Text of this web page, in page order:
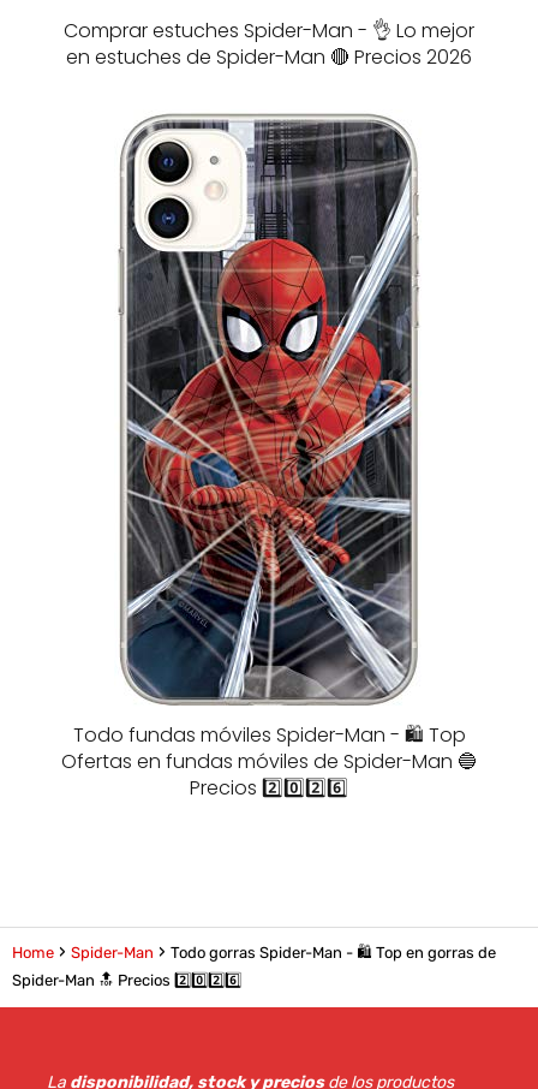
Comprar estuches Spider-Man - 👌 Lo mejor
en estuches de Spider-Man 🔴 Precios 2026
Todo fundas móviles Spider-Man - 🛍️ Top
Ofertas en fundas móviles de Spider-Man 🔵
Precios 2️⃣0️⃣2️⃣6️⃣
Home Spider-Man
Todo gorras Spider-Man - 🛍️ Top en gorras de
Spider-Man 🔝 Precios 2️⃣0️⃣2️⃣6️⃣
La disponibilidad, stock y preciosde los productos